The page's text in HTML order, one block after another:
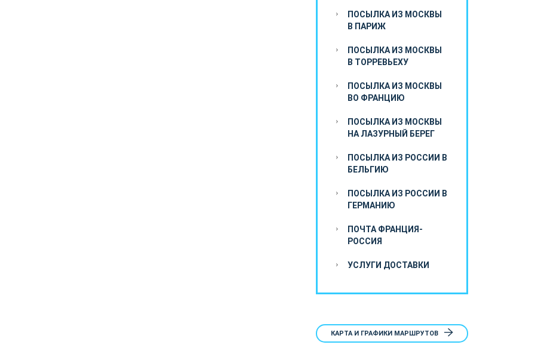
ПОСЫЛКА ИЗ МОСКВЫ
В ПАРИЖ
ПОСЫЛКА ИЗ МОСКВЫ
В ТОРРЕВЬЕХУ
ПОСЫЛКА ИЗ МОСКВЫ
ВО ФРАНЦИЮ
ПОСЫЛКА ИЗ МОСКВЫ
НА ЛАЗУРНЫЙ БЕРЕГ
ПОСЫЛКА ИЗ РОССИИ В
БЕЛЬГИЮ
ПОСЫЛКА ИЗ РОССИИ В
ГЕРМАНИЮ
ПОЧТА ФРАНЦИЯ-
РОССИЯ
УСЛУГИ ДОСТАВКИ
КАРТА И ГРАФИКИ МАРШРУТОВ